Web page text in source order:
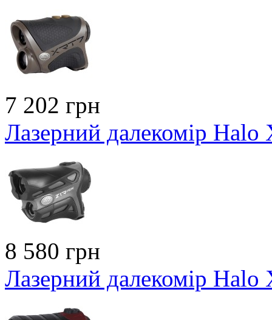
7 202 грн
Лазерний далекомір
8 580 грн
Лазерний далекомір